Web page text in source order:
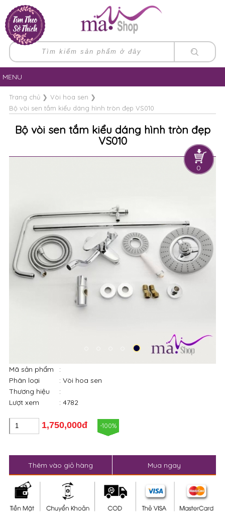
0
MENU
Trang chủ❯ Vòi hoa sen ❯
Bộ vòi sen tắm kiểu dáng hình tròn đẹp VS010
Bộ vòi sen tắm kiểu dáng hình tròn đẹp
VS010
Mã sản phẩm
:
Phân loại
: Vòi hoa sen
Thương hiệu
:
Lượt xem
: 4782
1,750,000đ -100%
Thêm vào giỏ hàng Mua ngay